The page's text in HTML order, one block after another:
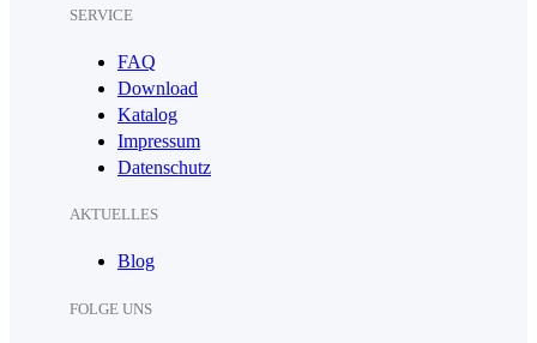
SERVICE
FAQ
Download
Katalog
Impressum
Datenschutz
AKTUELLES
Blog
FOLGE UNS